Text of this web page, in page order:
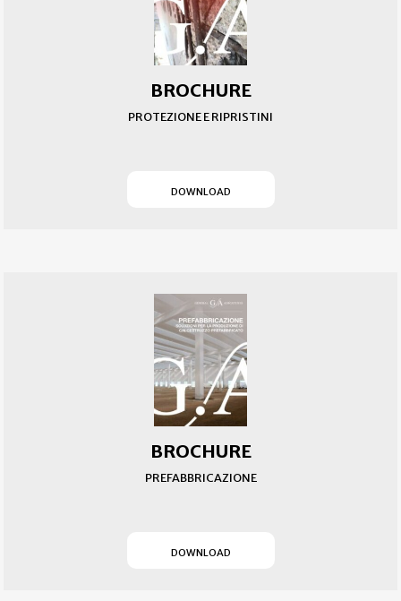
BROCHURE
PROTEZIONE E RIPRISTINI
DOWNLOAD(SI APRE IN UN NUOVO
BROCHURE
PREFABBRICAZIONE
DOWNLOAD(SI APRE IN UN NUOVO